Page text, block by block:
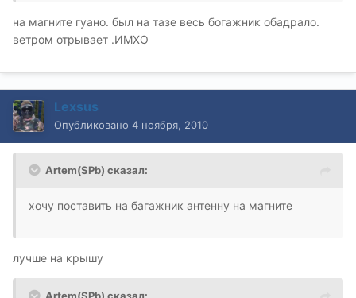
на магните гуано. был на тазе весь богажник обадрало.
ветром отрывает .ИМХО
Lexsus
Опубликовано 4 ноября, 2010
Artem(SPb) сказал:
хочу поставить на багажник антенну на магните
лучше на крышу